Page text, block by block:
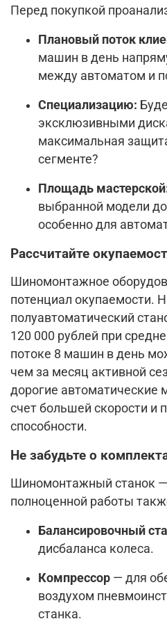
Перед покупкой
Плановый поток
машин в день
между автоматом и
Специализацию:
эксклюзивными
максимальная
сегменте?
Площадь
выбранной модели
особенно для
Рассчитайте
Шиномонтажное
потенциал окупаемости.
полуавтоматический
120 000 рублей при
потоке 8 машин в день
чем за месяц активной
дорогие автоматические
счет большей скорости и
способности.
Не забудьте о
Шиномонтажный станок —
полноценной работы
Балансировочный
дисбаланса колеса.
Компрессор — для
воздухом
станка.